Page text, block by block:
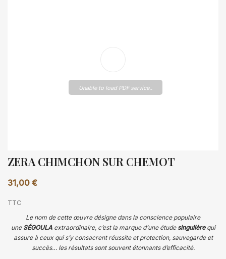
Unable to load PDF service..
ZERA CHIMCHON SUR CHEMOT
31,00 €
TTC
Le nom de cette œuvre désigne dans la conscience populaire
une SÉGOULAextraordinaire, c’est la marque d’une étude singulière qui
assure à ceux qui s’y consacrent réussite et protection, sauvegarde et
succès… les résultats sont souvent étonnants d’efficacité.